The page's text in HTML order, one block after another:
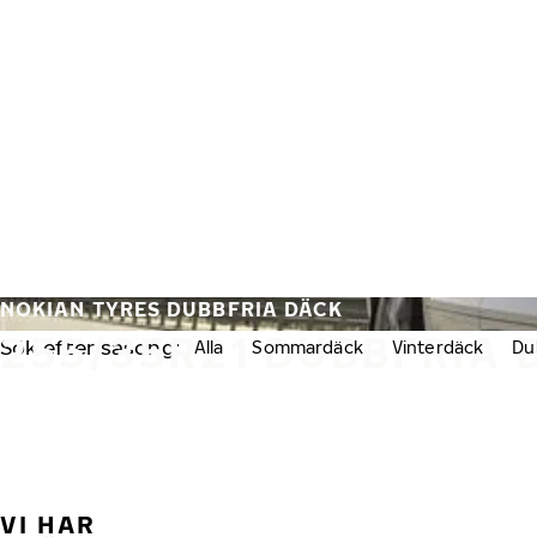
255/35R21 DUBBFRIA
NOKIAN TYRES DUBBFRIA DÄCK
Sök efter säsong: Alla Sommardäck Vinterdäck
VI HAR